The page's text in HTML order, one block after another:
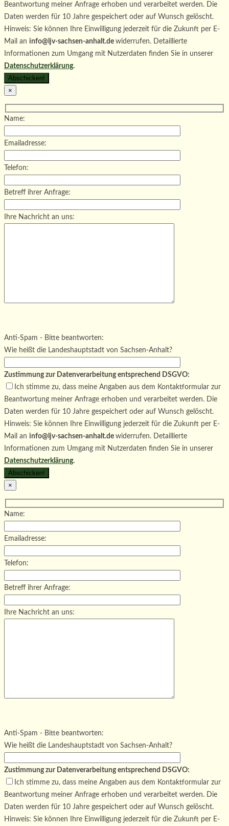
Beantwortung meiner Anfrage erhoben und verarbeitet werden. Die
Daten werden für 10 Jahre gespeichert oder auf Wunsch gelöscht.
Hinweis: Sie können Ihre Einwilligung jederzeit für die Zukunft per E-
Mail an info@ljv-sachsen-anhalt.de widerrufen. Detaillierte
Informationen zum Umgang mit Nutzerdaten finden Sie in unserer
Datenschutzerklärung.
×
Name:
Emailadresse:
Telefon:
Betreff ihrer Anfrage:
Ihre Nachricht an uns:
Bitte lasse dieses Feld leer.
Anti-Spam - Bitte beantworten:
Wie heißt die Landeshauptstadt von Sachsen-Anhalt?
Zustimmung zur Datenverarbeitung entsprechend DSGVO:
Ich stimme zu, dass meine Angaben aus dem Kontaktformular zur
Beantwortung meiner Anfrage erhoben und verarbeitet werden. Die
Daten werden für 10 Jahre gespeichert oder auf Wunsch gelöscht.
Hinweis: Sie können Ihre Einwilligung jederzeit für die Zukunft per E-
Mail an info@ljv-sachsen-anhalt.de widerrufen. Detaillierte
Informationen zum Umgang mit Nutzerdaten finden Sie in unserer
Datenschutzerklärung.
×
Name:
Emailadresse:
Telefon:
Betreff ihrer Anfrage:
Ihre Nachricht an uns:
Bitte lasse dieses Feld leer.
Anti-Spam - Bitte beantworten:
Wie heißt die Landeshauptstadt von Sachsen-Anhalt?
Zustimmung zur Datenverarbeitung entsprechend DSGVO:
Ich stimme zu, dass meine Angaben aus dem Kontaktformular zur
Beantwortung meiner Anfrage erhoben und verarbeitet werden. Die
Daten werden für 10 Jahre gespeichert oder auf Wunsch gelöscht.
Hinweis: Sie können Ihre Einwilligung jederzeit für die Zukunft per E-